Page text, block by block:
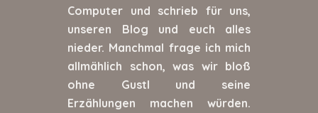
Computer und schrieb für uns,
unseren Blog und euch alles
nieder. Manchmal frage ich mich
allmählich schon, was wir bloß
ohne Gustl und seine
Erzählungen machen würden.